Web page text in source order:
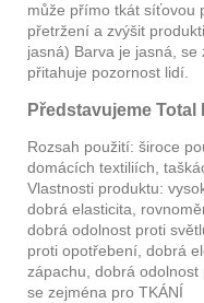
může přímo tkát síťovou
přetržení a zvýšit
jasná) Barva je jasná,
přitahuje pozornost lidí.
Představujeme
Rozsah použití: široce
domácích textiliích,
Vlastnosti produktu:
dobrá elasticita,
dobrá odolnost proti
proti opotřebení, dobrá
zápachu, dobrá
se zejména pro TKÁNÍ